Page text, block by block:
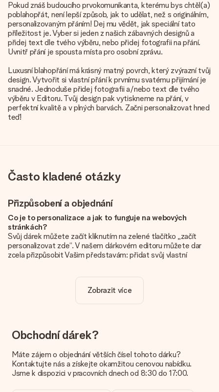
Pokud znáš budoucího prvokomunikanta, kterému bys chtěl(a)
poblahopřát, není lepší způsob, jak to udělat, než s originálním,
personalizovaným přáním! Dej mu vědět, jak speciální tato
příležitost je. Vyber si jeden z našich zábavných designů a
přidej text dle tvého výběru, nebo přidej fotografii na přání.
Uvnitř přání je spousta místa pro osobní zprávu.
Luxusní blahopřání má krásný matný povrch, který zvýrazní tvůj
design. Vytvořit si vlastní přání k prvnímu svatému přijímání je
snadné. Jednoduše přidej fotografii a/nebo text dle tvého
výběru v Editoru. Tvůj design pak vytiskneme na přání, v
perfektní kvalitě a v plných barvách. Začni personalizovat hned
teď!
Často kladené otázky
Přizpůsobení a objednání
Co je to personalizace a jak to funguje na webových
stránkách?
Svůj dárek můžete začít kliknutím na zelené tlačítko „začít
personalizovat zde“. V našem dárkovém editoru můžete dar
zcela přizpůsobit Vašim představám: přidat svůj vlastní
Je personalizace zahrnuta v ceně?
Jak zjistím, zda má moje fotografie správnou kvalitu?
spokojeni. Proto je důležité používat vysoce kvalitní
fotografie. Pokud si nejste jisti kvalitou snímku, kontaktujte
náš zákaznický servis a přiložte fotografii spolu s dárkem,
Zobrazit více
Obchodní dárek?
Máte zájem o objednání větších čísel tohoto dárku?
Kontaktujte nás a získejte okamžitou cenovou nabídku.
Jsme k dispozici v pracovních dnech od 8:30 do 17:00.